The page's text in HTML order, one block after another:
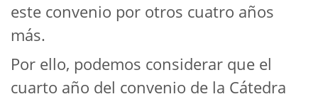
este convenio por otros cuatro años
más.
Por ello, podemos considerar que el
cuarto año del convenio de la Cátedra